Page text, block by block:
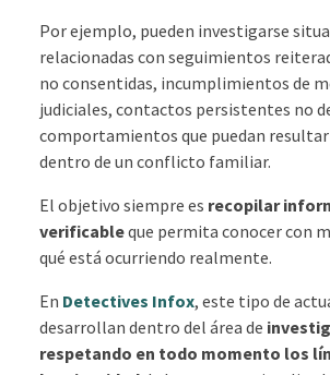
Por ejemplo, pueden investigarse
relacionadas con seguimientos
no consentidas, incumplimientos de
judiciales, contactos persistentes no
comportamientos que puedan
dentro de un conflicto familiar.
El objetivo siempre es recopilar
verificableque permita conocer con
qué está ocurriendo realmente.
En Detectives Infox, este tipo de
desarrollan dentro del área de
respetando en todo momento los